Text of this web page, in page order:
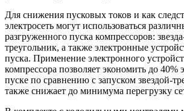
Для снижения пусковых токов и как
электросеть могут использоваться
разгруженного пуска компрессоров:
треугольник, а также электронные
пуска. Применение электронного
компрессора позволяет экономить до 40%
пуске по сравнению с запуском звездой-
также снижает до минимума перегрузку